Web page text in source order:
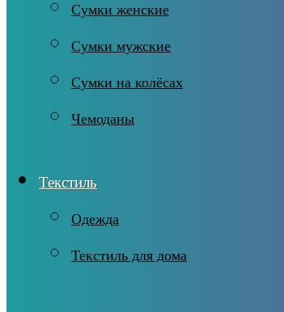
Сумки женские
Сумки мужские
Сумки на колёсах
Чемоданы
Текстиль
Одежда
Текстиль для дома